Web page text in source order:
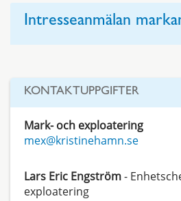
Intresseanmälan
KONTAKTUPPGIFTER
Mark- och exploatering
mex@kristinehamn.se
Lars Eric Engström-
exploatering